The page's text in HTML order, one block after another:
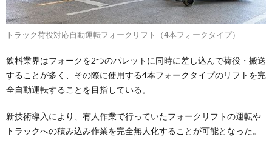
トラック荷役対応自動運転フォークリフト（4本フォークタイプ）
飲料業界はフォークを2つのパレットに同時に差し込んで荷役・搬送
することが多く、その際に使用する4本フォークタイプのリフトを完
全自動運転することを目指している。
新技術導入により、有人作業で行っていたフォークリフトの運転や
トラックへの積み込み作業を完全無人化することが可能となった。